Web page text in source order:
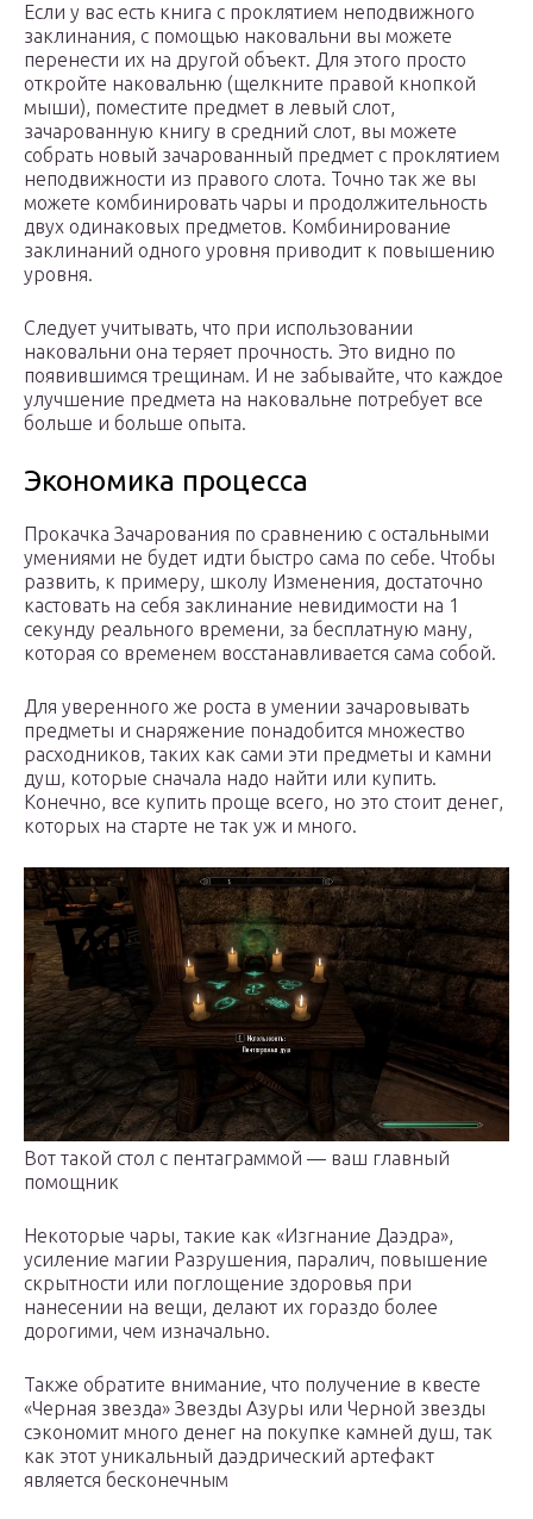
Если у вас есть книга с проклятием неподвижного
заклинания, с помощью наковальни вы можете
перенести их на другой объект. Для этого просто
откройте наковальню (щелкните правой кнопкой
мыши), поместите предмет в левый слот,
зачарованную книгу в средний слот, вы можете
собрать новый зачарованный предмет с проклятием
неподвижности из правого слота. Точно так же вы
можете комбинировать чары и продолжительность
двух одинаковых предметов. Комбинирование
заклинаний одного уровня приводит к повышению
уровня.
Следует учитывать, что при использовании
наковальни она теряет прочность. Это видно по
появившимся трещинам. И не забывайте, что каждое
улучшение предмета на наковальне потребует все
больше и больше опыта.
Экономика процесса
Прокачка Зачарования по сравнению с остальными
умениями не будет идти быстро сама по себе. Чтобы
развить, к примеру, школу Изменения, достаточно
кастовать на себя заклинание невидимости на 1
секунду реального времени, за бесплатную ману,
которая со временем восстанавливается сама собой.
Для уверенного же роста в умении зачаровывать
предметы и снаряжение понадобится множество
расходников, таких как сами эти предметы и камни
душ, которые сначала надо найти или купить.
Конечно, все купить проще всего, но это стоит денег,
которых на старте не так уж и много.
Вот такой стол с пентаграммой — ваш главный
помощник
Некоторые чары, такие как «Изгнание Даэдра»,
усиление магии Разрушения, паралич, повышение
скрытности или поглощение здоровья при
нанесении на вещи, делают их гораздо более
дорогими, чем изначально.
Также обратите внимание, что получение в квесте
«Черная звезда» Звезды Азуры или Черной звезды
сэкономит много денег на покупке камней душ, так
как этот уникальный даэдрический артефакт
является бесконечным